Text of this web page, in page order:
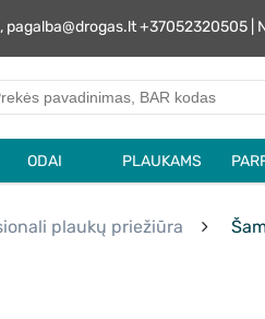
+37052320505
ODAI PLAUKAMS
plaukų priežiūra